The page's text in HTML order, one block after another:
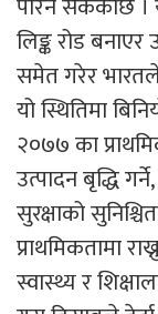
लिङ्क रोड
समेत गरेर
यो स्थितिमा
२०७७ का
उत्पादन बृद्धि
सुरक्षाको
प्राथमिकतामा
स्वास्थ्य र